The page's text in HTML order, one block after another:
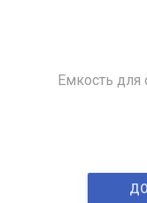
Емкость для